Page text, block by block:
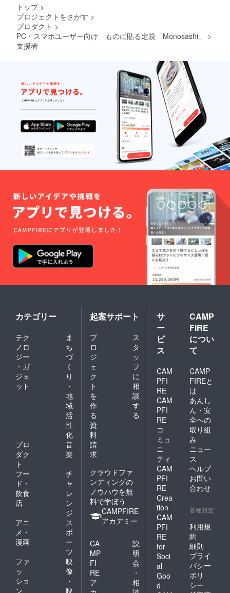
トップ >
プロジェクトをさがす >
プロダクト >
PC・スマホユーザー向け ものに貼る定規「Monosashi」
>
支援者
カテゴリー
テク
ノロ
ジー
・ガ
ジェ
ット
ま
ち
づ
く
り
・
地
域
活
性
化
プロ
ダク
ト
音
楽
フー
ド・
飲食
店
チ
ャ
レ
ン
ジ
アニ
メ・
漫画
ス
ポ
ー
ツ
ファ
ッ
ショ
ン
映
像
・
映
起案サポート
プ
ロ
ジ
ェ
ク
ト
を
作
る
ス
タ
ッ
フ
に
相
談
す
る
資
料
請
求
クラウドファ
ンディングの
ノウハウを無
料で学ぼう
CAMPFIRE
アカデミー
CA
MP
FI
RE
ア
説
明
会
・
相
サ
ー
ビ
ス
CAM
PFI
RE
CAM
PFI
RE
コ
ミュ
ニ
ティ
CAM
PFI
RE
Crea
tion
CAM
PFI
RE
for
Soci
al
Goo
d
CAMP
FIRE
につい
て
CAMP
FIREと
は
あんし
ん・安
全への
取り組
み
ニュー
ス
ヘルプ
お問い
合わせ
各種規定
利用規
約
細則
プライ
バシー
ポリ
シー